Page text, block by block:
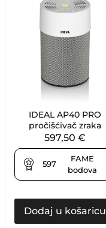
IDEAL AP40 PRO
pročišćivač zraka
597,50 €
597
FAME
bodova
Dodaj u košaricu